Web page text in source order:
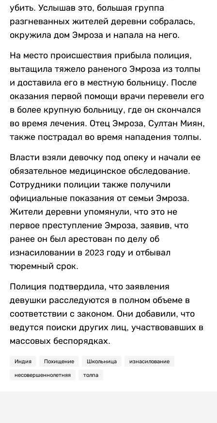
убить. Услышав это, большая группа
разгневанных жителей деревни собралась,
окружила дом Эмроза и напала на него.
На место происшествия прибыла полиция,
вытащила тяжело раненого Эмроза из толпы
и доставила его в местную больницу. После
оказания первой помощи врачи перевели его
в более крупную больницу, где он скончался
во время лечения. Отец Эмроза, Султан Миян,
также пострадал во время нападения толпы.
Власти взяли девочку под опеку и начали ее
обязательное медицинское обследование.
Сотрудники полиции также получили
официальные показания от семьи Эмроза.
Жители деревни упомянули, что это не
первое преступление Эмроза, заявив, что
ранее он был арестован по делу об
изнасиловании в 2023 году и отбывал
тюремный срок.
Полиция подтвердила, что заявления
девушки расследуются в полном объеме в
соответствии с законом. Они добавили, что
ведутся поиски других лиц, участвовавших в
массовых беспорядках.
Индия Похищение Школьница изнасилование
несовершеннолетняя толпа